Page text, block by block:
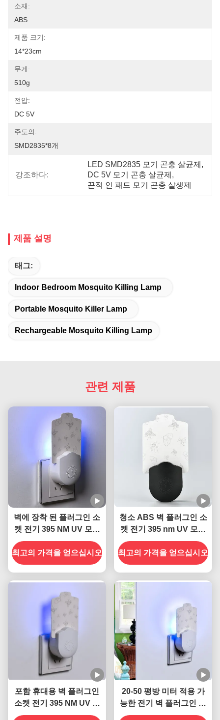
소재:
ABS
제품 크기:
14*23cm
무게:
510g
전압:
DC 5V
주도의:
SMD2835*8개
강조하다:
LED SMD2835 모기 곤충 살균제
DC 5V 모기 곤충 살균제 ,
끈적 인 패드 모기 곤충 살생제
제품 설명
태그:
Indoor Bedroom Mosquito Killing Lamp
Portable Mosquito Killer Lamp
Rechargeable Mosquito Killing Lamp
관련 제품
벽에 장착 된 플러그인 소
켓 전기 395 NM UV 모기
살생 램프 비행 곤충 살생
최고의 가격을 얻으십시오
청소 ABS 벽 플러그인 소
켓 전기 395 nm UV 모기
살상 램프 비행 곤충 살상
함정
최고의 가격을 얻으십시오
포함 휴대용 벽 플러그인
소켓 전기 395 NM UV 모
기 살상 램프 지속적이고
20-50 평방 미터 적용 가
능한 전기 벽 플러그인 소
켓 자외선 모기 살상 램프